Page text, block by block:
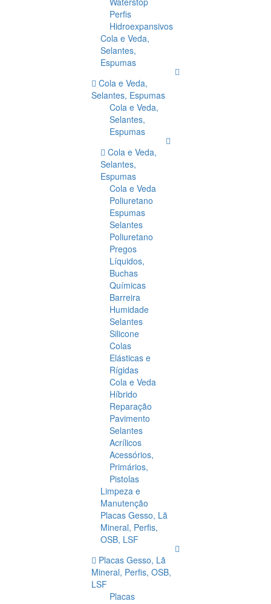
Perfis
Hidroexpansivos
Cola e Veda,
Selantes,
Espumas
Cola e Veda,
Selantes, Espumas
Cola e Veda,
Selantes,
Espumas
Cola e Veda,
Selantes,
Espumas
Cola e Veda
Poliuretano
Espumas
Selantes
Poliuretano
Pregos
Líquidos,
Buchas
Químicas
Barreira
Humidade
Selantes
Silicone
Colas
Elásticas e
Rígidas
Cola e Veda
Híbrido
Reparação
Pavimento
Selantes
Acrílicos
Acessórios,
Primários,
Pistolas
Limpeza e
Manutenção
Placas Gesso, Lã
Mineral, Perfis,
OSB, LSF
Placas Gesso, Lã
Mineral, Perfis, OSB,
LSF
Placas